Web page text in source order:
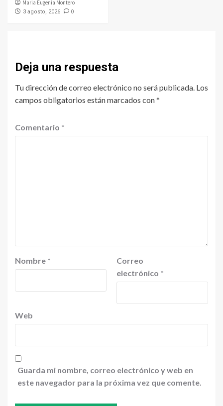
Maria Eugenia Montero
3 agosto, 2026 0
Deja una respuesta
Tu dirección de correo electrónico no será publicada. Los
campos obligatorios están marcados con*
Comentario *
Nombre *
Correo
electrónico *
Web
Guarda mi nombre, correo electrónico y web en
este navegador para la próxima vez que comente.